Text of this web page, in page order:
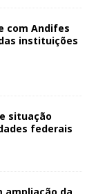
com Andifes
instituições
situação
federais